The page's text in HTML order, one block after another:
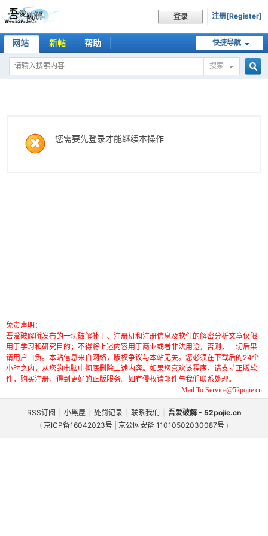
登录 注册[Register]
快捷导航
网站 新帖 帮助
搜索
您需要先登录才能继续本操作
免责声明：
吾爱破解所发布的一切破解补丁、注册机和注册信息及软件的解密分析文章仅限
用于学习和研究目的；不得将上述内容用于商业或者非法用途，否则，一切后果
请用户自负。本站信息来自网络，版权争议与本站无关。您必须在下载后的24个
小时之内，从您的电脑中彻底删除上述内容。如果您喜欢该程序，请支持正版软
件，购买注册，得到更好的正版服务。如有侵权请邮件与我们联系处理。
Mail To:Service@52pojie.cn
RSS订阅 小黑屋 处罚记录 联系我们
吾爱破解 - 52pojie.cn
( 京ICP备16042023号 | 京公网安备 11010502030087号 )